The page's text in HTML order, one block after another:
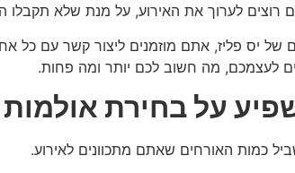
לערוך את האירוע, על מנת שלא תקבלו
יס פליז, אתם מוזמנים ליצור קשר עם כל
לעצמכם, מה חשוב לכם יותר ומה פחות.
על בחירת אולמות
כמות האורחים שאתם מתכוונים לאירוע.